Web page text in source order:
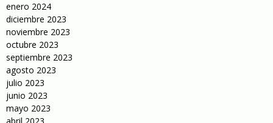
enero 2024
diciembre 2023
noviembre 2023
octubre 2023
septiembre 2023
agosto 2023
julio 2023
junio 2023
mayo 2023